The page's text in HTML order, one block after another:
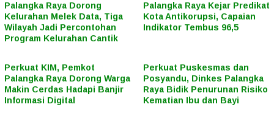
Palangka Raya Dorong
Kelurahan Melek Data, Tiga
Wilayah Jadi Percontohan
Program Kelurahan Cantik
Palangka Raya Kejar Predikat
Kota Antikorupsi, Capaian
Indikator Tembus 96,5
Perkuat KIM, Pemkot
Palangka Raya Dorong Warga
Makin Cerdas Hadapi Banjir
Informasi Digital
Perkuat Puskesmas dan
Posyandu, Dinkes Palangka
Raya Bidik Penurunan Risiko
Kematian Ibu dan Bayi